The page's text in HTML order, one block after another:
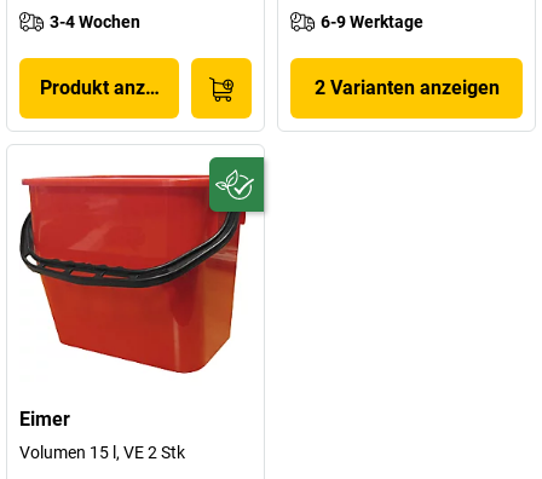
3-4 Wochen
Produkt anzeigen
6-9 Werktage
2 Varianten anzeigen
Eimer
Volumen 15 l, VE 2 Stk